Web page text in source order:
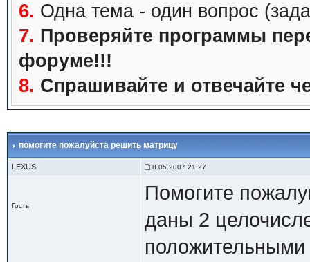
6. Одна тема - один вопрос
7. Проверяйте программы
форуме!!!
8. Спрашивайте и отвечайте
помогите пожалуйста решить матрицу
LEXUS 8.05.2007 21:27
Гость
Помогите
даны 2
положительными